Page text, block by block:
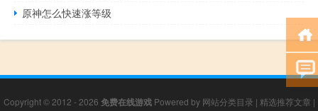
原神怎么快速涨等级
Copyright © 2012 - 2026 免费在线游戏Powered by 网站分类目录 | 精选推荐文章 |